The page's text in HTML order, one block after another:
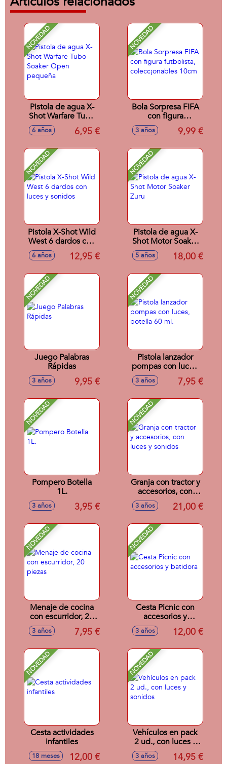
NOVEDAD
Pistola de agua X-
Shot Warfare Tubo
Soaker Open
pequeña
6 años 6,95 €
NOVEDAD
Bola Sorpresa FIFA
con figura
futbolista,
colecc¡onables
3 años 9,99 €
NOVEDAD
Pistola X-Shot Wild
West 6 dardos con
luces y sonidos
6 años 12,95 €
NOVEDAD
Pistola de agua X-
Shot Motor Soaker
Zuru
5 años 18,00 €
NOVEDAD
Juego Palabras
Rápidas
3 años 9,95 €
NOVEDAD
Pistola lanzador
pompas con luces,
botella 60 ml.
3 años 7,95 €
NOVEDAD
Pompero Botella
1L.
3 años 3,95 €
NOVEDAD
Granja con tractor y
accesorios, con
luces y sonidos
3 años 21,00 €
NOVEDAD
Menaje de cocina
con escurridor, 20
piezas
3 años 7,95 €
NOVEDAD
Cesta Picnic con
accesorios y
batidora
3 años 12,00 €
NOVEDAD
Cesta actividades
infantiles
18 meses 12,00 €
NOVEDAD
Vehículos en pack
2 ud., con luces y
sonidos
3 años 14,95 €